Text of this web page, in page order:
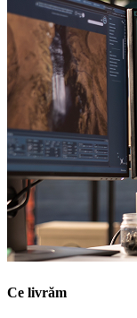
Ce livrăm